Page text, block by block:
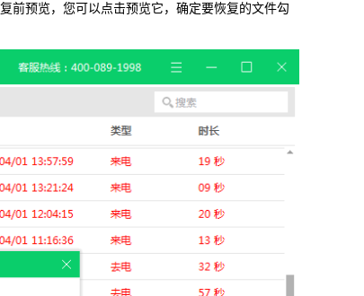
前预览，您可以点击预览它，确定要恢复的文件勾